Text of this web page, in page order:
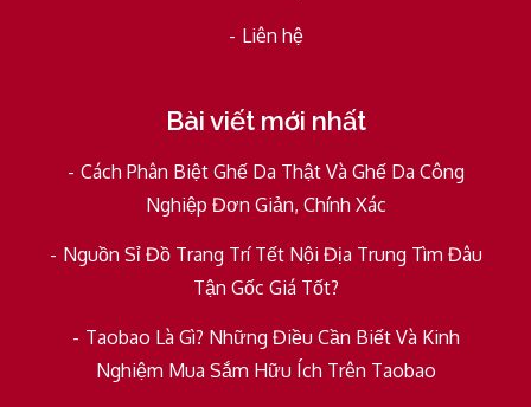
Liên hệ
Bài viết mới nhất
Cách Phân Biệt Ghế Da Thật Và Ghế Da Công
Nghiệp Đơn Giản, Chính Xác
Nguồn Sỉ Đồ Trang Trí Tết Nội Địa Trung Tìm Đâu
Tận Gốc Giá Tốt?
Taobao Là Gì? Những Điều Cần Biết Và Kinh
Nghiệm Mua Sắm Hữu Ích Trên Taobao